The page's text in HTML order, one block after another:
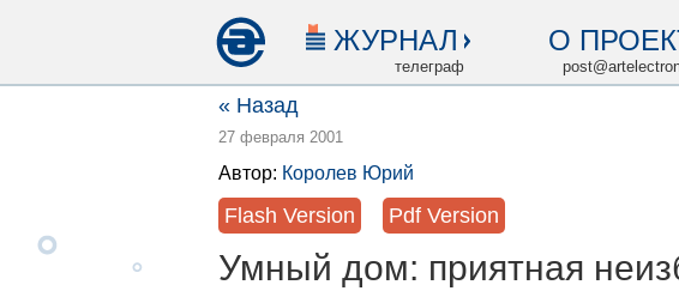
ЖУРНАЛ
телеграф
О
« Назад
27 февраля 2001
Автор: Королев Юрий
Flash Version Pdf Version
Умный дом: приятная